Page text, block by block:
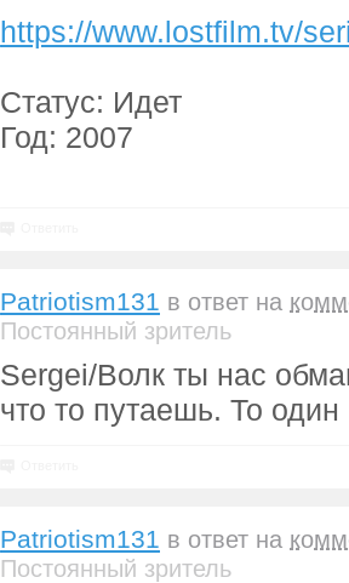
https://www.lostfilm.tv/
Статус: Идет
Год: 2007
Patriotism131 в ответ на
Постоянный зритель
Sergei/Волк ты нас
что то путаешь. То один
Patriotism131 в ответ на
Постоянный зритель